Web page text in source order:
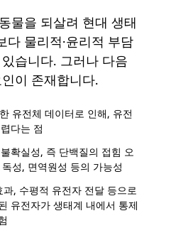
물을 되살려 현대 생태
다 물리적·윤리적 부담
습니다. 그러나 다음
이 존재합니다.
유전체 데이터로 인해, 유전
다는 점
확실성, 즉 단백질의 접힘 오
성, 면역원성 등의 가능성
, 수평적 유전자 전달 등으로
유전자가 생태계 내에서 통제